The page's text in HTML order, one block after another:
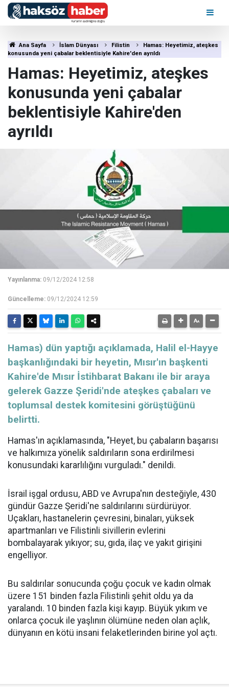
Ana Sayfa İslam Dünyası Filistin
Hamas: Heyetimiz, ateşkes
konusunda yeni çabalar beklentisiyle Kahire'den ayrıldı
Hamas: Heyetimiz, ateşkes
konusunda yeni çabalar
beklentisiyle Kahire'den
ayrıldı
Yayınlanma: 09/12/2024 12:58
Güncelleme: 09/12/2024 12:59
Hamas) dün yaptığı açıklamada, Halil el-Hayye
başkanlığındaki bir heyetin, Mısır'ın başkenti
Kahire'de Mısır İstihbarat Bakanı ile bir araya
gelerek Gazze Şeridi'nde ateşkes çabaları ve
toplumsal destek komitesini görüştüğünü
belirtti.
Hamas'ın açıklamasında, "Heyet, bu çabaların başarısı
ve halkımıza yönelik saldırıların sona erdirilmesi
konusundaki kararlılığını vurguladı." denildi.
İsrail işgal ordusu, ABD ve Avrupa'nın desteğiyle, 430
gündür Gazze Şeridi'ne saldırılarını sürdürüyor.
Uçakları, hastanelerin çevresini, binaları, yüksek
apartmanları ve Filistinli sivillerin evlerini
bombalayarak yıkıyor; su, gıda, ilaç ve yakıt girişini
engelliyor.
Bu saldırılar sonucunda çoğu çocuk ve kadın olmak
üzere 151 binden fazla Filistinli şehit oldu ya da
yaralandı. 10 binden fazla kişi kayıp. Büyük yıkım ve
onlarca çocuk ile yaşlının ölümüne neden olan açlık,
dünyanın en kötü insani felaketlerinden birine yol açtı.